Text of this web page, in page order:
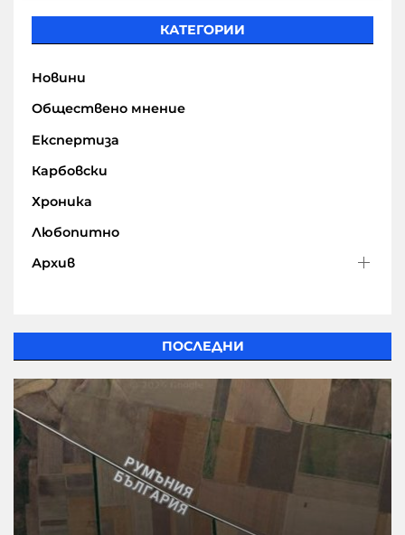
КАТЕГОРИИ
Новини
Обществено мнение
Експертиза
Карбовски
Хроника
Любопитно
Архив
ПОСЛЕДНИ